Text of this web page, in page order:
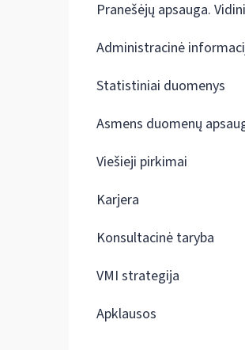
Pranešėjų apsauga.
Administracinė
Statistiniai duomenys
Asmens duomenų
Viešieji pirkimai
Karjera
Konsultacinė taryba
VMI strategija
Apklausos